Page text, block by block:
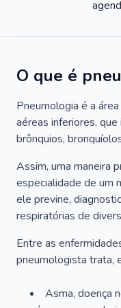
O que é
Pneumologia é a
aéreas inferiores,
brônquios,
Assim, uma maneira
especialidade de um
ele previne,
respiratórias de
Entre as
pneumologista trata,
Asma, doença